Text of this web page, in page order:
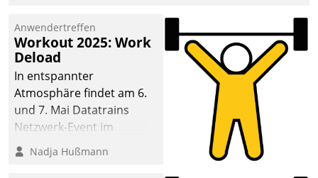
Anwendertreffen
Workout 2025: Work
Deload
In entspannter
Atmosphäre findet am 6.
und 7. Mai Datatrains
Netzwerk-Event im
Kunden- und Partnerkreis
statt. Zentrale Frage: Wie
Nadja Hußmann